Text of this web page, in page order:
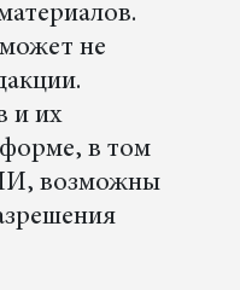
не
и их
в том
возможны